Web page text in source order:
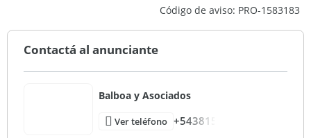
190 m2
Código de aviso: PRO-1583183
Contactá al anunciante
Balboa y Asociados
Ver teléfono +543815